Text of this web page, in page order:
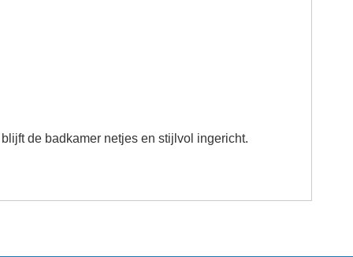
de badkamer netjes en stijlvol ingericht.